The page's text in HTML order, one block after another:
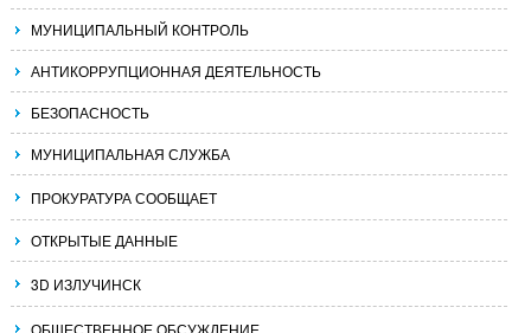
МУНИЦИПАЛЬНЫЙ КОНТРОЛЬ
АНТИКОРРУПЦИОННАЯ ДЕЯТЕЛЬНОСТЬ
БЕЗОПАСНОСТЬ
МУНИЦИПАЛЬНАЯ СЛУЖБА
ПРОКУРАТУРА СООБЩАЕТ
ОТКРЫТЫЕ ДАННЫЕ
3D ИЗЛУЧИНСК
ОБЩЕСТВЕННОЕ ОБСУЖДЕНИЕ